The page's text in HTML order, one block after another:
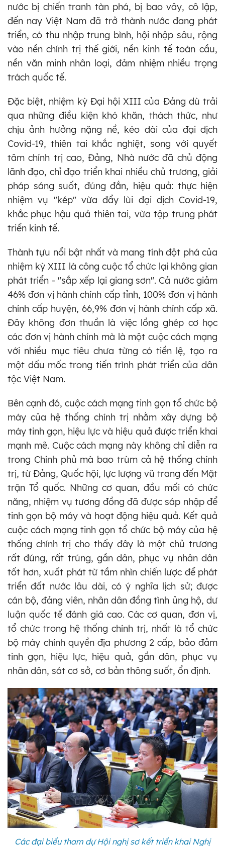
nước bị chiến tranh tàn phá, bị bao vây, cô lập,
đến nay Việt Nam đã trở thành nước đang phát
triển, có thu nhập trung bình, hội nhập sâu, rộng
vào nền chính trị thế giới, nền kinh tế toàn cầu,
nền văn minh nhân loại, đảm nhiệm nhiều trọng
trách quốc tế.
Đặc biệt, nhiệm kỳ Đại hội XIII của Đảng dù trải
qua những điều kiện khó khăn, thách thức, như
chịu ảnh hưởng nặng nề, kéo dài của đại dịch
Covid-19, thiên tai khắc nghiệt, song với quyết
tâm chính trị cao, Đảng, Nhà nước đã chủ động
lãnh đạo, chỉ đạo triển khai nhiều chủ trương, giải
pháp sáng suốt, đúng đắn, hiệu quả: thực hiện
nhiệm vụ "kép" vừa đẩy lùi đại dịch Covid-19,
khắc phục hậu quả thiên tai, vừa tập trung phát
triển kinh tế.
Thành tựu nổi bật nhất và mang tính đột phá của
nhiệm kỳ XIII là công cuộc tổ chức lại không gian
phát triển - "sắp xếp lại giang sơn". Cả nước giảm
46% đơn vị hành chính cấp tỉnh, 100% đơn vị hành
chính cấp huyện, 66,9% đơn vị hành chính cấp xã.
Đây không đơn thuần là việc lồng ghép cơ học
các đơn vị hành chính mà là một cuộc cách mạng
với nhiều mục tiêu chưa từng có tiền lệ, tạo ra
một dấu mốc trong tiến trình phát triển của dân
tộc Việt Nam.
Bên cạnh đó, cuộc cách mạng tinh gọn tổ chức bộ
máy của hệ thống chính trị nhằm xây dựng bộ
máy tinh gọn, hiệu lực và hiệu quả được triển khai
mạnh mẽ. Cuộc cách mạng này không chỉ diễn ra
trong Chính phủ mà bao trùm cả hệ thống chính
trị, từ Đảng, Quốc hội, lực lượng vũ trang đến Mặt
trận Tổ quốc. Những cơ quan, đầu mối có chức
năng, nhiệm vụ tương đồng đã được sáp nhập để
tinh gọn bộ máy và hoạt động hiệu quả. Kết quả
cuộc cách mạng tinh gọn tổ chức bộ máy của hệ
thống chính trị cho thấy đây là một chủ trương
rất đúng, rất trúng, gần dân, phục vụ nhân dân
tốt hơn, xuất phát từ tầm nhìn chiến lược để phát
triển đất nước lâu dài, có ý nghĩa lịch sử; được
cán bộ, đảng viên, nhân dân đồng tình ủng hộ, dư
luận quốc tế đánh giá cao. Các cơ quan, đơn vị,
tổ chức trong hệ thống chính trị, nhất là tổ chức
bộ máy chính quyền địa phương 2 cấp, bảo đảm
tinh gọn, hiệu lực, hiệu quả, gần dân, phục vụ
nhân dân, sát cơ sở, cơ bản thông suốt, ổn định.
Các đại biểu tham dự Hội nghị sơ kết triển khai Nghị